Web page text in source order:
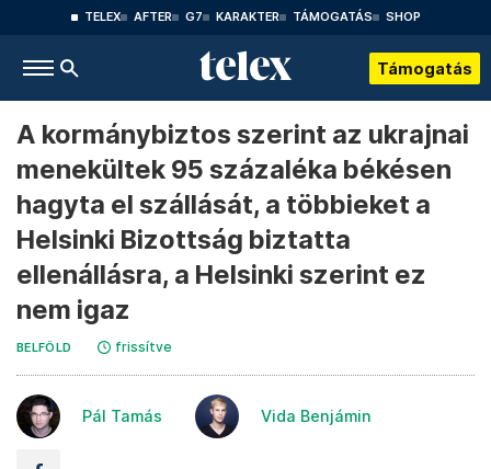
TELEX AFTER G7 KARAKTER TÁMOGATÁS SHOP
Támogatás
A kormánybiztos szerint az ukrajnai
menekültek 95 százaléka békésen
hagyta el szállását, a többieket a
Helsinki Bizottság biztatta
ellenállásra, a Helsinki szerint ez
nem igaz
BELFÖLD frissítve
Pál Tamás Vida Benjámin